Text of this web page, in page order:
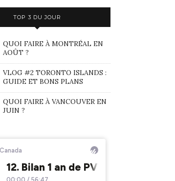
TOP 3 DU JOUR
QUOI FAIRE À MONTRÉAL EN
AOÛT ?
VLOG #2 TORONTO ISLANDS :
GUIDE ET BONS PLANS
QUOI FAIRE À VANCOUVER EN
JUIN ?